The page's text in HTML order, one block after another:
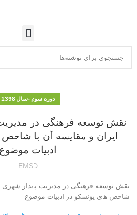
دوره سوم -سال 1398
نقش توسعه فرهنگی در
ایران و مقایسه آن با
ادبیات موضوع
EMSD
نقش توسعه فرهنگی در مدیریت پایدار شهری
شاخص های یونسکو در ادبیات موضوع